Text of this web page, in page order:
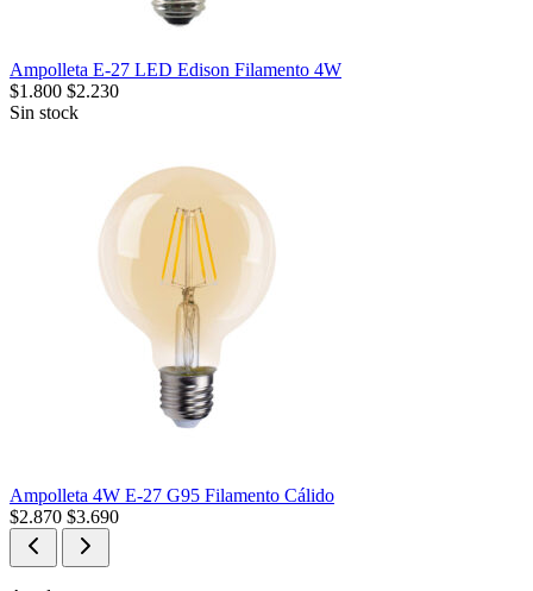
Ampolleta E-27 LED Edison Filamento 4W
$1.800 $2.230
Sin stock
Ampolleta 4W E-27 G95 Filamento Cálido
$2.870 $3.690